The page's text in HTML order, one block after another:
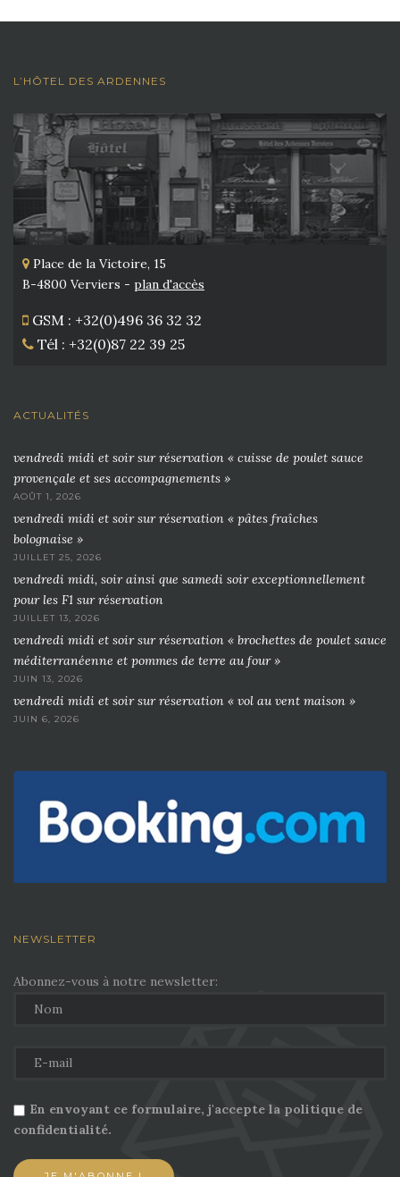
L’HÔTEL DES ARDENNES
Place de la Victoire, 15
B-4800 Verviers - plan d'accès
GSM : +32(0)496 36 32 32
Tél : +32(0)87 22 39 25
ACTUALITÉS
vendredi midi et soir sur réservation « cuisse de poulet sauce
provençale et ses accompagnements »
AOÛT 1, 2026
vendredi midi et soir sur réservation « pâtes fraîches
bolognaise »
JUILLET 25, 2026
vendredi midi, soir ainsi que samedi soir exceptionnellement
pour les F1 sur réservation
JUILLET 13, 2026
vendredi midi et soir sur réservation « brochettes de poulet sauce
méditerranéenne et pommes de terre au four »
JUIN 13, 2026
vendredi midi et soir sur réservation « vol au vent maison »
JUIN 6, 2026
NEWSLETTER
Abonnez-vous à notre newsletter:
En envoyant ce formulaire, j'accepte la politique de
confidentialité.